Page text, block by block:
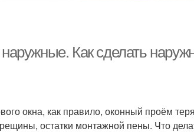
Как сделать
окна, как правило, оконный проём
остатки монтажной пены. Что